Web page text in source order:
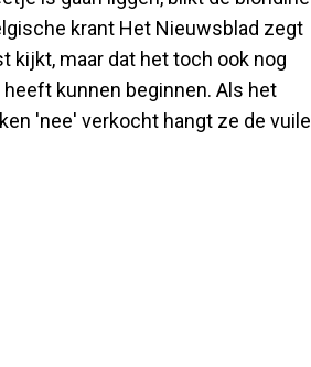
krant Het Nieuwsblad zegt
kijkt, maar dat het toch ook nog
kunnen beginnen. Als het
'nee' verkocht hangt ze de vuile